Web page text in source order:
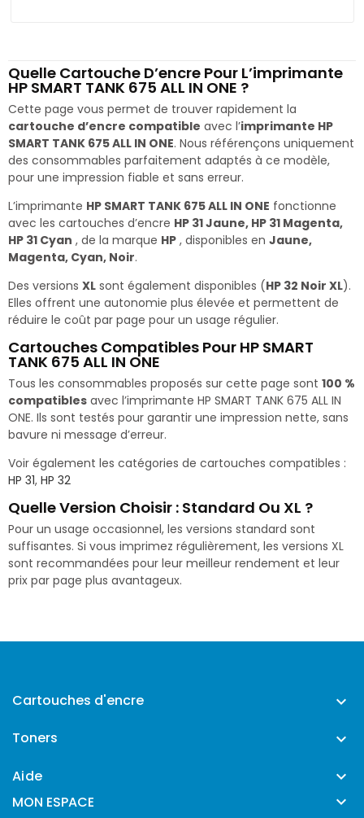
Quelle Cartouche D’encre Pour L’imprimante
HP SMART TANK 675 ALL IN ONE ?
Cette page vous permet de trouver rapidement la
cartouche d’encre compatible avec l’imprimante HP
SMART TANK 675 ALL IN ONE. Nous référençons uniquement
des consommables parfaitement adaptés à ce modèle,
pour une impression fiable et sans erreur.
L’imprimante HP SMART TANK 675 ALL IN ONE fonctionne
avec les cartouches d’encre HP 31 Jaune, HP 31 Magenta,
HP 31 Cyan , de la marque HP , disponibles en Jaune,
Magenta, Cyan, Noir.
Des versions XL sont également disponibles (HP 32 Noir XL).
Elles offrent une autonomie plus élevée et permettent de
réduire le coût par page pour un usage régulier.
Cartouches Compatibles Pour HP SMART
TANK 675 ALL IN ONE
Tous les consommables proposés sur cette page sont 100 %
compatibles avec l’imprimante HP SMART TANK 675 ALL IN
ONE. Ils sont testés pour garantir une impression nette, sans
bavure ni message d’erreur.
Voir également les catégories de cartouches compatibles :
HP 31, HP 32
Quelle Version Choisir : Standard Ou XL ?
Pour un usage occasionnel, les versions standard sont
suffisantes. Si vous imprimez régulièrement, les versions XL
sont recommandées pour leur meilleur rendement et leur
prix par page plus avantageux.
Cartouches d'encre 
Toners 
Aide 
MON ESPACE 